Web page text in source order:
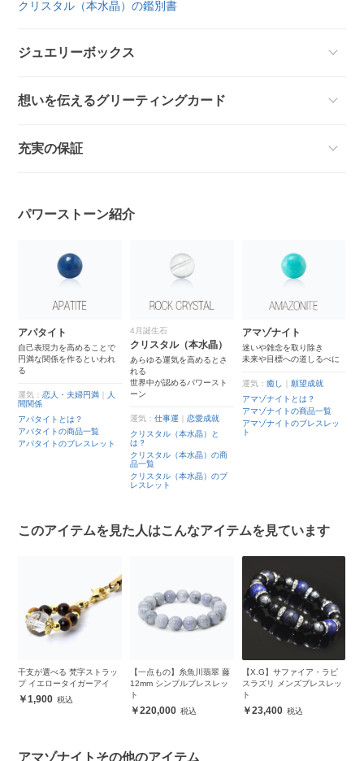
クリスタル（本水晶）の鑑別書
ジュエリーボックス
想いを伝えるグリーティングカード
充実の保証
パワーストーン紹介
アパタイト
自己表現力を高めることで
円満な関係を作るといわれ
る
運気：恋人・夫婦円満
人
間関係
アパタイトとは？
アパタイトの商品一覧
アパタイトのブレスレット
4月誕生石
クリスタル（本水晶）
あらゆる運気を高めるとさ
れる
世界中が認めるパワースト
ーン
運気： 仕事運
恋愛成就
クリスタル（本水晶）と
は？
クリスタル（本水晶）の商
品一覧
クリスタル（本水晶）のブ
レスレット
アマゾナイト
迷いや雑念を取り除き
未来や目標への道しるべに
運気： 癒し
願望成就
アマゾナイトとは？
アマゾナイトの商品一覧
アマゾナイトのブレスレッ
ト
このアイテムを見た人はこんなアイテムを見ています
干支が選べる 梵字ストラッ
プ イエロータイガーアイ
1,900
【一点もの】糸魚川翡翠 藤
12mm シンプルブレスレッ
ト
220,000
【X.G】サファイア・ラピ
スラズリ メンズブレスレッ
ト
23,400
アマゾナイトその他のアイテム